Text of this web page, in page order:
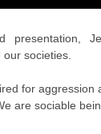
presentation,
societies.
for aggression
are sociable